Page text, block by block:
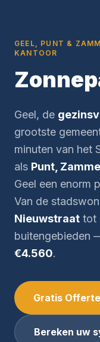
GEEL, PUNT &
KANTOOR
Geel, de
grootste
minuten van het
als Punt,
Geel een enorm
Van de
Nieuwstraat tot
buitengebieden
€4.560.
Gratis Offerte
Bereken uw